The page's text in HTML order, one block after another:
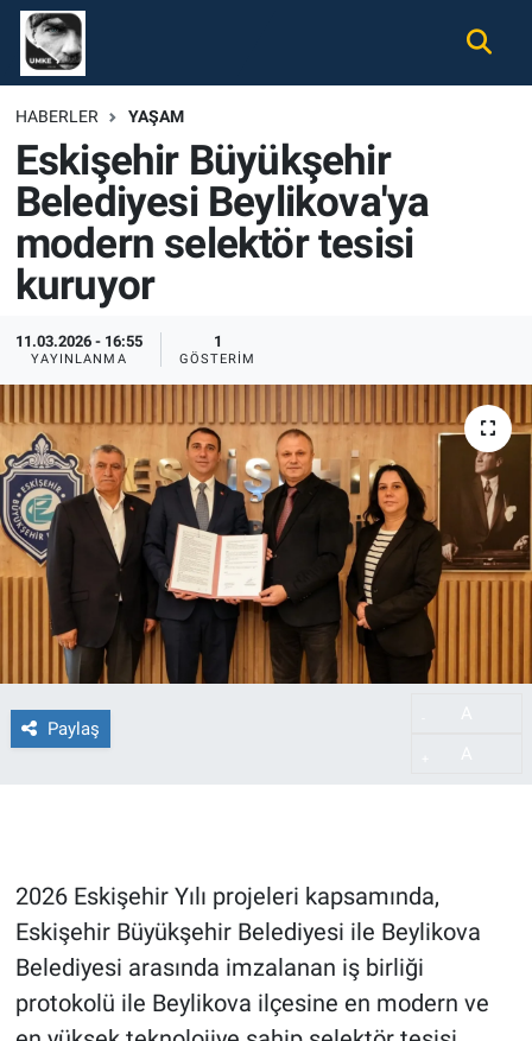
HABERLER YAŞAM
Eskişehir Büyükşehir
Belediyesi Beylikova'ya
modern selektör tesisi
kuruyor
11.03.2026 - 16:55
YAYINLANMA
1
GÖSTERIM
Paylaş
2026 Eskişehir Yılı projeleri kapsamında,
Eskişehir Büyükşehir Belediyesi ile Beylikova
Belediyesi arasında imzalanan iş birliği
protokolü ile Beylikova ilçesine en modern ve
Gündem
Ekonomi
Spor
Magazin
Tüm Haberler
Künye
Nöbetçi Eczaneler
Hava Durumu
Namaz Vakitleri
Trafik Durumu
Süper Lig Puan Durumu ve Fikstür
Tüm Manşetler
Son Dakika Haberleri
Haber Arşivi